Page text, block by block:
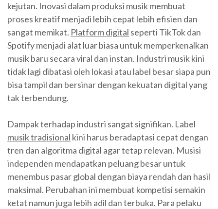
kejutan. Inovasi dalamproduksi musikmembuat
proses kreatif menjadi lebih cepat lebih efisien dan
sangat memikat. Platform digital seperti TikTok dan
Spotify menjadi alat luar biasa untuk memperkenalkan
musik baru secara viral dan instan. Industri musik kini
tidak lagi dibatasi oleh lokasi atau label besar siapa pun
bisa tampil dan bersinar dengan kekuatan digital yang
tak terbendung.
Dampak terhadap industri sangat signifikan. Label
musik tradisional kini harus beradaptasi cepat dengan
tren dan algoritma digital agar tetap relevan. Musisi
independen mendapatkan peluang besar untuk
menembus pasar global dengan biaya rendah dan hasil
maksimal. Perubahan ini membuat kompetisi semakin
ketat namun juga lebih adil dan terbuka. Para pelaku